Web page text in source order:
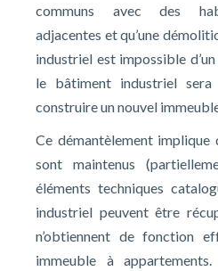
communs avec des
adjacentes et qu’une
industriel est impossible
le bâtiment industriel
construire un nouvel
Ce démantèlement implique
sont maintenus
éléments techniques
industriel peuvent être
n’obtiennent de fonction
immeuble à